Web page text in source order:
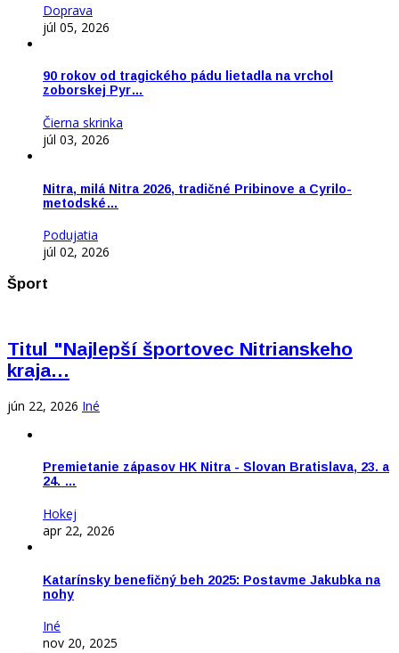
Doprava
júl 05, 2026
90 rokov od tragického pádu lietadla na vrchol
zoborskej Pyr…
Čierna skrinka
júl 03, 2026
Nitra, milá Nitra 2026, tradičné Pribinove a Cyrilo-
metodské…
Podujatia
júl 02, 2026
Šport
Titul "Najlepší športovec Nitrianskeho
kraja…
jún 22, 2026 Iné
Premietanie zápasov HK Nitra - Slovan Bratislava, 23. a
24. …
Hokej
apr 22, 2026
Katarínsky benefičný beh 2025: Postavme Jakubka na
nohy
Iné
nov 20, 2025